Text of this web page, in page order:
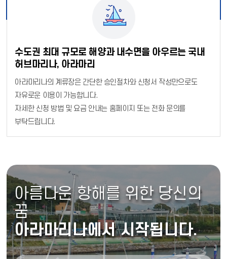
수도권 최대 규모로 해양과 내수면을 아우르는 국내
허브마리나, 아라마리
아라마리나의 계류장은 간단한 승인절차와 신청서 작성만으로도
자유로운 이용이 가능합니다.
자세한 신청 방법 및 요금 안내는 홈페이지 또는 전화 문의를
부탁드립니다.
아름다운 항해를 위한 당신의
꿈
아라마리나에서 시작됩니다.